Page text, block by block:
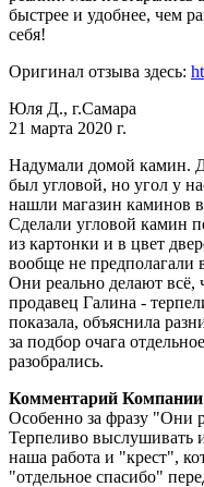
быстрее и удобнее, чем
себя!
Оригинал отзыва здесь:
Юля Д., г.Самара
21 марта 2020 г.
Надумали домой камин.
был угловой, но угол у
нашли магазин каминов
Сделали угловой камин
из картонки и в цвет
вообще не предполагали
Они реально делают всё,
продавец Галина -
показала, объяснила
за подбор очага
разобрались.
Комментарий
Особенно за фразу "Они
Терпеливо выслушивать
наша работа и "крест",
"отдельное спасибо"